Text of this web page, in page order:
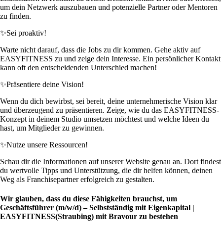
um dein Netzwerk auszubauen und potenzielle Partner oder Mentoren
zu finden.
✨Sei proaktiv!
Warte nicht darauf, dass die Jobs zu dir kommen. Gehe aktiv auf
EASYFITNESS zu und zeige dein Interesse. Ein persönlicher Kontakt
kann oft den entscheidenden Unterschied machen!
✨Präsentiere deine Vision!
Wenn du dich bewirbst, sei bereit, deine unternehmerische Vision klar
und überzeugend zu präsentieren. Zeige, wie du das EASYFITNESS-
Konzept in deinem Studio umsetzen möchtest und welche Ideen du
hast, um Mitglieder zu gewinnen.
✨Nutze unsere Ressourcen!
Schau dir die Informationen auf unserer Website genau an. Dort findest
du wertvolle Tipps und Unterstützung, die dir helfen können, deinen
Weg als Franchisepartner erfolgreich zu gestalten.
Wir glauben, dass du diese Fähigkeiten brauchst, um
Geschäftsführer (m/w/d) – Selbstständig mit Eigenkapital |
EASYFITNESS(Straubing) mit Bravour zu bestehen